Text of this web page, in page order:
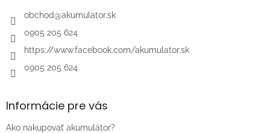
obchod@akumulator.sk
0905 205 624
https://www.facebook.com/akumulator.sk
0905 205 624
Informácie pre vás
Ako nakupovať akumulátor?